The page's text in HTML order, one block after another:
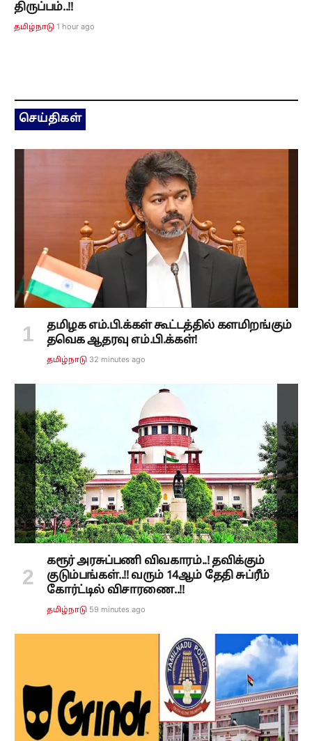
திருப்பம்..!!
தமிழ்நாடு 1 hour ago
செய்திகள்
தமிழக எம்.பி.க்கள் கூட்டத்தில் களமிறங்கும்
தவெக ஆதரவு எம்.பி.க்கள்!
தமிழ்நாடு 32 minutes ago
கரூர் அரசுப்பணி விவகாரம்..! தவிக்கும்
குடும்பங்கள்..!! வரும் 14ஆம் தேதி சுப்ரீம்
கோர்ட்டில் விசாரணை..!!
தமிழ்நாடு 59 minutes ago